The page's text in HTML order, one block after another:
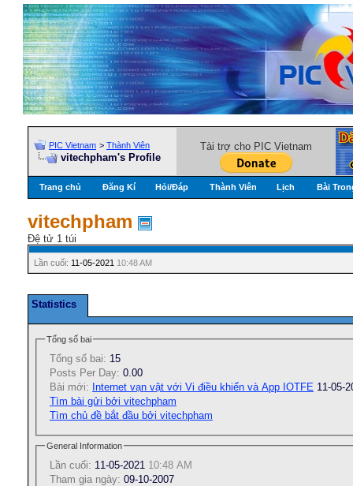
PIC Vietnam > Thành Viên
vitechpham's Profile
Tài trợ cho PIC Vietnam
Trang chủ Đăng Kí Hỏi/Ðáp Thành Viên Lịch Bài
vitechpham
Đệ tử 1 túi
Lần cuối: 11-05-2021 10:48 AM
Statistics
Tổng số bai
Tổng số bai: 15
Posts Per Day: 0.00
Bài mới: Internet vạn vật với Vi điều khiển và App IOTFE 11-05-
Tìm bài gửi bởi vitechpham
Tìm chủ đề bắt đầu bởi vitechpham
General Information
Lần cuối: 11-05-2021 10:48 AM
Tham gia ngày: 09-10-2007